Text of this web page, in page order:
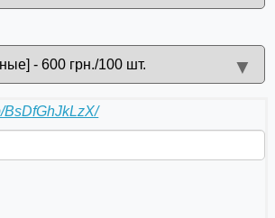
- 600 грн./100 шт.
▼
BsDfGhJkLzX/